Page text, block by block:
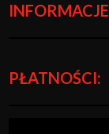
INFORMACJE
PŁATNOŚCI: